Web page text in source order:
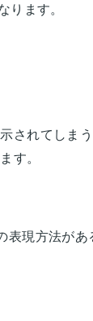
ります。
されてしま
す。
表現方法があ